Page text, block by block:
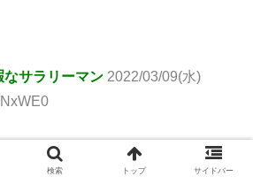
サラリーマン 2022/03/09(水)
ってても大丈夫で
検索 トップ サイドバー